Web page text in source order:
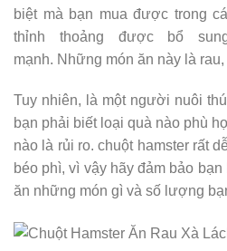
biệt mà bạn mua được trong
thỉnh thoảng được bổ
mạnh. Những món ăn này là
Tuy nhiên, là một người nuôi
bạn phải biết loại quà nào phù
nào là rủi ro. chuột hamster rất
béo phì, vì vậy hãy đảm bảo
ăn những món gì và số lượng